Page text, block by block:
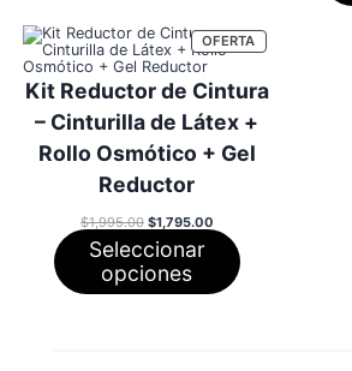
OFERTAPRODUCTO
EN
Kit Reductor de Cintura
– Cinturilla de Látex +
Rollo Osmótico + Gel
Reductor
$1,995.00 El
precio
original
era:
$1,995.00.
$1,795.00El
precio
actual
$1,795.00.
Seleccionar
opciones